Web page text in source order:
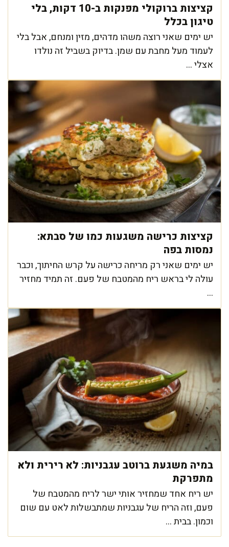
קציצות ברוקולי מפנקות ב-10 דקות, בלי
טיגון בכלל
יש ימים שאני רוצה משהו מדהים, מזין ומנחם, אבל בלי
לעמוד מעל מחבת עם שמן. בדיוק בשביל זה נולדו
אצלי ...
קציצות כרישה משגעות כמו של סבתא:
נמסות בפה
יש ימים שאני רק מריחה כרישה על קרש החיתוך, וכבר
עולה לי בראש ריח מהמטבח של פעם. זה תמיד מחזיר
...
במיה משגעת ברוטב עגבניות: לא רירית ולא
מתפרקת
יש ריח אחד שמחזיר אותי ישר לריח מהמטבח של
פעם, וזה הריח של עגבניות שמתבשלות לאט עם שום
וכמון. בבית ...